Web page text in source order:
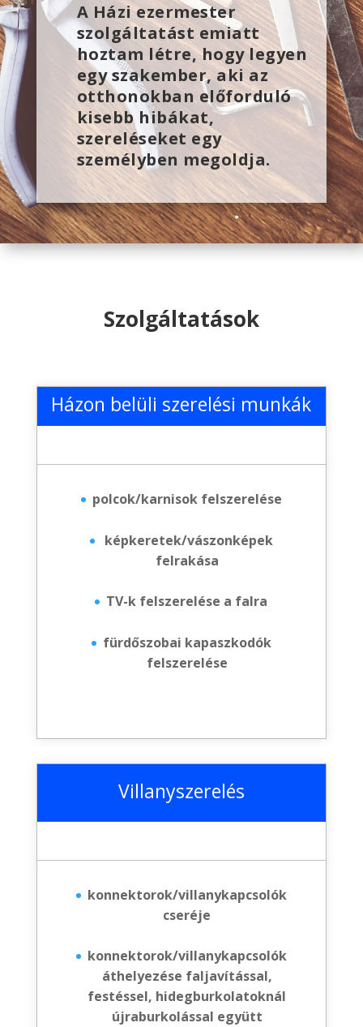
A Házi ezermester
szolgáltatást emiatt
hoztam létre, hogy legyen
egy szakember, aki az
otthonokban előforduló
kisebb hibákat,
szereléseket egy
személyben megoldja.
Szolgáltatások
Házon belüli szerelési munkák
polcok/karnisok felszerelése
képkeretek/vászonképek
felrakása
TV-k felszerelése a falra
fürdőszobai kapaszkodók
felszerelése
Villanyszerelés
konnektorok/villanykapcsolók
cseréje
konnektorok/villanykapcsolók
áthelyezése faljavítással,
festéssel, hidegburkolatoknál
újraburkolással együtt